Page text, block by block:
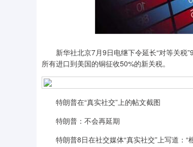
新华社北京7月9日电继下令延长“对等关税
所有进口到美国的铜征收50%的新关税。
特朗普在“真实社交”上的帖文截图
特朗普：不会再延期
特朗普8日在社交媒体“真实社交”上写道：“